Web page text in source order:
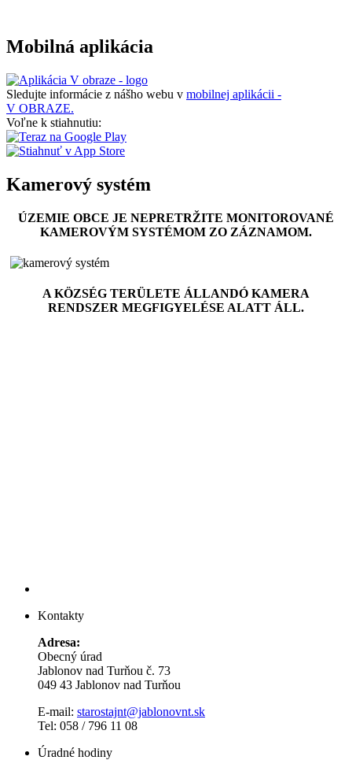
Mobilná aplikácia
Sledujte informácie z nášho webu v mobilnej aplikácii -
V OBRAZE.
Voľne k stiahnutiu:
Kamerový systém
ÚZEMIE OBCE JE NEPRETRŽITE MONITOROVANÉ
KAMEROVÝM SYSTÉMOM ZO ZÁZNAMOM.
A KÖZSÉG TERÜLETE ÁLLANDÓ KAMERA
RENDSZER MEGFIGYELÉSE ALATT ÁLL.
Kontakty
Adresa:
Obecný úrad
Jablonov nad Turňou č. 73
049 43 Jablonov nad Turňou
E-mail: starostajnt@jablonovnt.sk
Tel: 058 / 796 11 08
Úradné hodiny